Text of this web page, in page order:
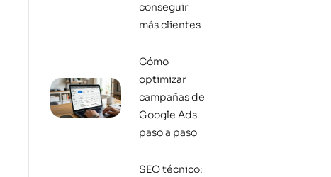
conseguir
más clientes
Cómo
optimizar
campañas de
Google Ads
paso a paso
SEO técnico: